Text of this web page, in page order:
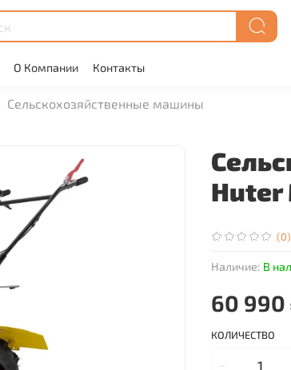
О Компании Контакты
Сельскохозяйственные машины
(0)
Наличие: В
Huter
60 990
КОЛИЧЕСТВО